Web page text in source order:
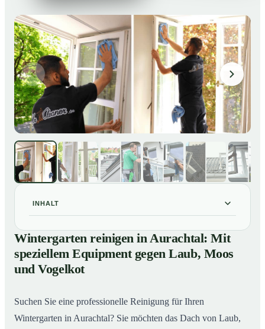
INHALT
Wintergarten reinigen in Aurachtal: Mit speziellem
Equipment gegen Laub, Moos und Vogelkot
02 So läuft eine professionelle Reinigung eines
Wintergarten in Aurachtal ab
Wintergarten reinigen in Aurachtal: Mit
speziellem Equipment gegen Laub, Moos
und Vogelkot
Suchen Sie eine professionelle Reinigung für Ihren
Wintergarten in Aurachtal? Sie möchten das Dach von Laub,